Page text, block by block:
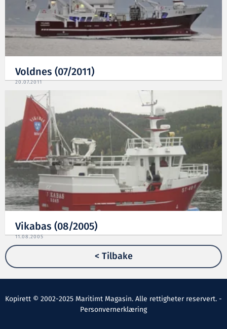
Voldnes (07/2011)
20.07.2011
Vikabas (08/2005)
11.08.2005
< Tilbake
Kopirett © 2002-2025 Maritimt Magasin. Alle rettigheter reservert. -
Personvernerklæring